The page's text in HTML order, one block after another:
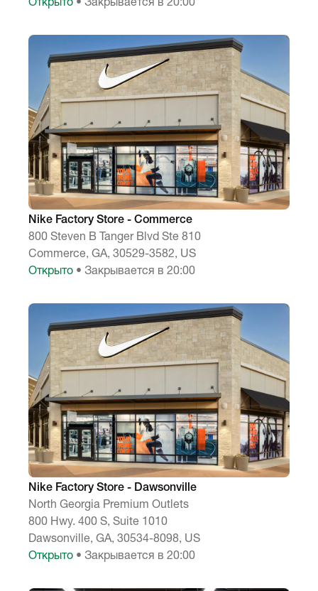
Открыто • Закрывается в 20:00
Nike Factory Store - Commerce
800 Steven B Tanger Blvd Ste 810
Commerce, GA, 30529-3582, US
Открыто • Закрывается в 20:00
Nike Factory Store - Dawsonville
North Georgia Premium Outlets
800 Hwy. 400 S, Suite 1010
Dawsonville, GA, 30534-8098, US
Открыто • Закрывается в 20:00